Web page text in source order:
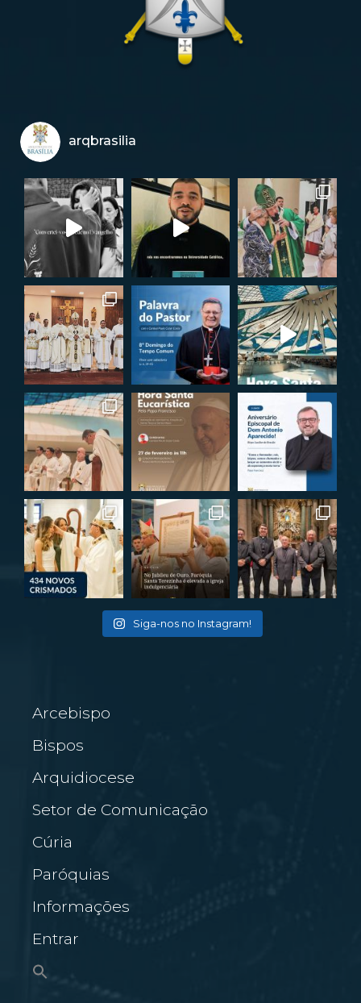
arqbrasilia
Siga-nos no Instagram!
Arcebispo
Bispos
Arquidiocese
Setor de Comunicação
Cúria
Paróquias
Informações
Entrar